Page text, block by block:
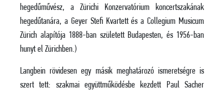
hegedűművész, a Zürichi Konzervatórium koncertszakának
hegedűtanára, a Geyer Stefi Kvartett és a Collegium Musicum
Zürich alapítója 1888-ban született Budapesten, és 1956-ban
hunyt el Zürichben.)
Langbein rövidesen egy másik meghatározó ismeretségre is
szert tett: szakmai együttműködésbe kezdett Paul Sacher